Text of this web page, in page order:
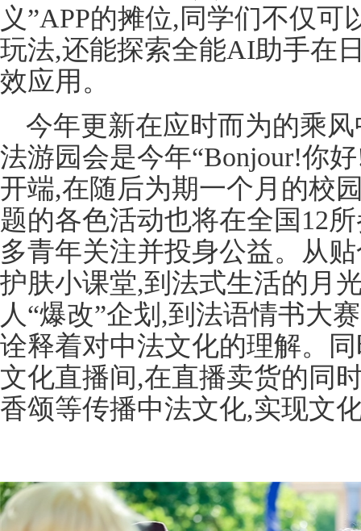
义”APP的摊位,同学们不仅
玩法,还能探索全能AI助手在
效应用。
今年更新在应时而为的乘
法游园会是今年“Bonjour!你
开端,在随后为期一个月的校
题的各色活动也将在全国12
多青年关注并投身公益。从
护肤小课堂,到法式生活的月
人“爆改”企划,到法语情书大
诠释着对中法文化的理解。
文化直播间,在直播卖货的同
香颂等传播中法文化,实现文